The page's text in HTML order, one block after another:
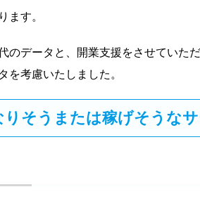
ます。
のデータと、開業支援をさせていた
を考慮いたしました。
りそうまたは稼げそうな